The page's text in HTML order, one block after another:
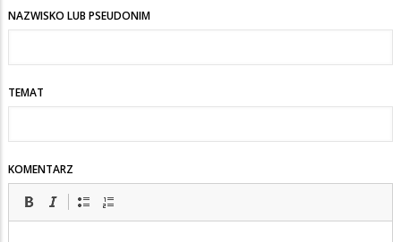
NAZWISKO LUB PSEUDONIM
TEMAT
KOMENTARZ